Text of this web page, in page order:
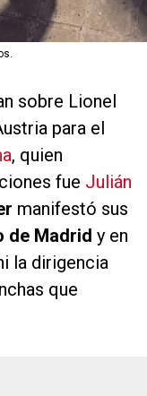
sobre Lionel
para el
, quien
fue Julián
manifestó sus
de Madrid y en
la dirigencia
que